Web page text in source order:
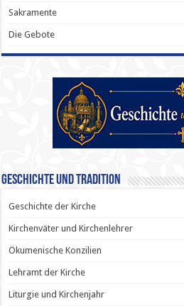
Sakramente
Die Gebote
Geschichte und Tradition
Geschichte der Kirche
Kirchenväter und Kirchenlehrer
Ökumenische Konzilien
Lehramt der Kirche
Liturgie und Kirchenjahr